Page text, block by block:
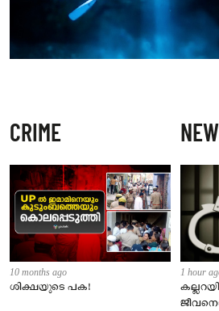
CRIME
10 months ago
ശിക്ഷയുടെ പക!
1 hour